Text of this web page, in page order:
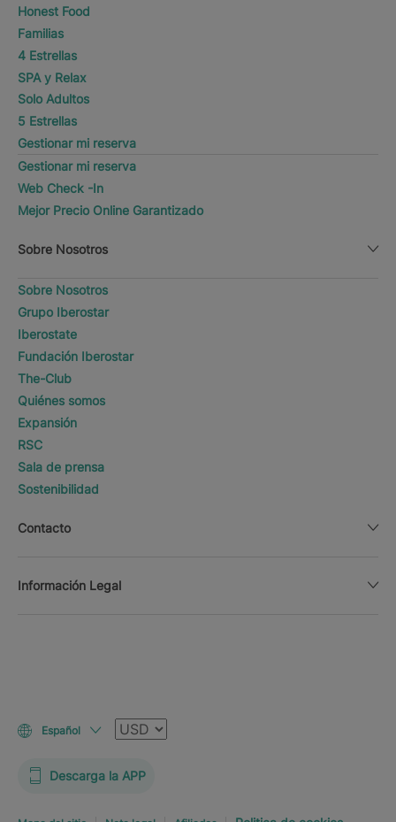
Honest Food
Familias
4 Estrellas
SPA y Relax
Solo Adultos
5 Estrellas
Gestionar mi reserva
Gestionar mi reserva
Web Check -In
Mejor Precio Online Garantizado
Sobre Nosotros
Sobre Nosotros
Grupo Iberostar
Iberostate
Fundación Iberostar
The-Club
Quiénes somos
Expansión
RSC
Sala de prensa
Sostenibilidad
Contacto
Información Legal
Español Moneda
Descarga la APP